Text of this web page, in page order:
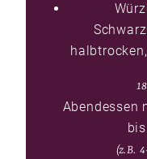
Abendessen
(z.B.